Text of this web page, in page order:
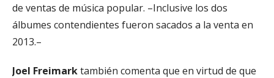
de ventas de música popular. –Inclusive los dos
álbumes contendientes fueron sacados a la venta en
2013.–
Joel Freimarktambién comenta que en virtud de que